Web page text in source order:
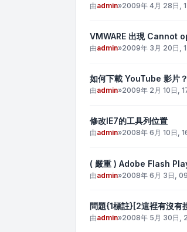
由admin»2009年 4月 28日,
VMWARE 出現 Cannot
由admin»2009年 3月 20日,
如何下載 YouTube 影片？
由admin»2009年 2月 10日,
修改IE7的工具列位置
由admin»2008年 6月 10日,
( 嚴重 ) Adobe Flash
由admin»2008年 6月 3日,
問題{1標註}[2這裡有沒有
由admin»2008年 5月 30日,